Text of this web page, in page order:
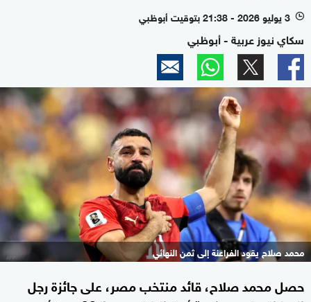
l 3 يوليو 2026 - 21:38 بتوقيت أبوظبي
سكاي نيوز عربية - أبوظبي
محمد صلاح يقود الفراعنة إلى ثمن النهائي
حصل محمد صلاح، قائد منتخب مصر، على جائزة رجل